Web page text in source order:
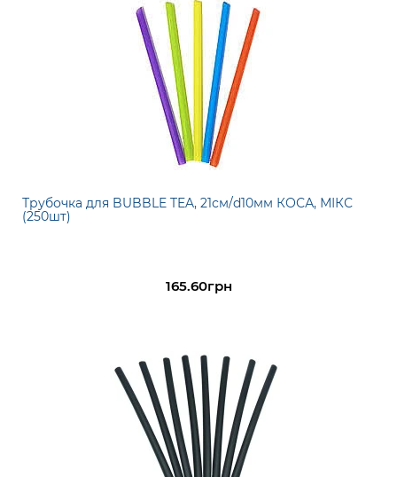
Трубочка для BUBBLE TEA, 21см/d10мм КОСА, МІКС
(250шт)
165.60грн